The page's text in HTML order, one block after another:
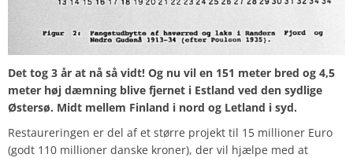
Det tog 3 år at nå så vidt! Og nu vil en 151 meter bred og 4,5
meter høj dæmning blive fjernet i Estland ved den sydlige
Østersø. Midt mellem Finland i nord og Letland i syd.
Restaureringen er del af et større projekt til 15 millioner Euro
(godt 110 millioner danske kroner), der vil hjælpe med at